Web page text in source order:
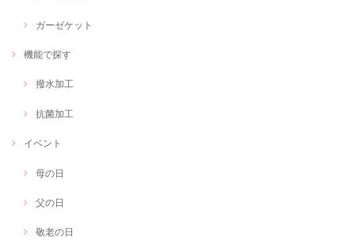
ガーゼケット
機能で探す
撥水加工
抗菌加工
イベント
母の日
父の日
敬老の日